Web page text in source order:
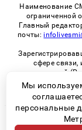
Наименование
ограниченной
Главный
почты:
сфере
коммуникаций
© 2026
Мы
персональные